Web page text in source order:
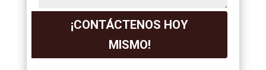
¡CONTÁCTENOS HOY
MISMO!